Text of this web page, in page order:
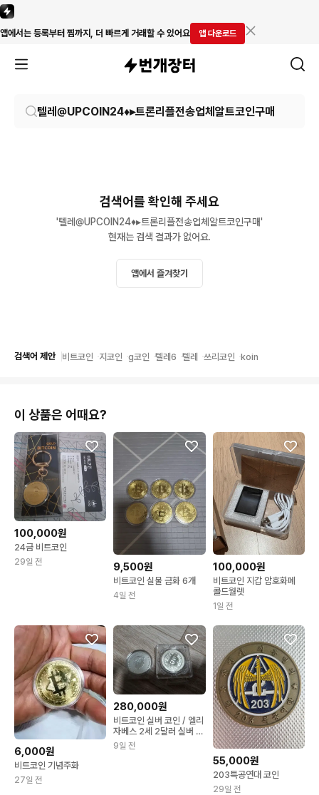
앱에서는 등록부터 찜까지, 더 빠르게 거래할 수 있어요 앱 다운로드
검색어를 확인해 주세요
'텔레@UPCOIN24♦▸트론리플전송업체알트코인구매'
현재는 검색 결과가 없어요.
앱에서 즐겨찾기
검색어 제안 비트코인 지코인 g코인 텔레6 텔레 쓰리코인 koin
이 상품은 어때요?
100,000원
24금 비트코인
29일 전 9,500원
비트코인 실물 금화 6개
4일 전
100,000원
비트코인 지갑 암호화폐
콜드월렛
1일 전
6,000원
비트코인 기념주화
27일 전
280,000원
비트코인 실버 코인 / 엘리
자베스 2세 2달러 실버 코
인2온즈
9일 전
55,000원
203특공연대 코인
29일 전